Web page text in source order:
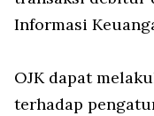
Informasi
OJK dapat
terhadap